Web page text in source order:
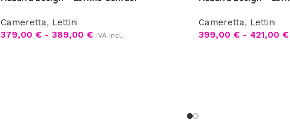
Cameretta, Lettini
379,00 € - 389,00 € IVA Incl.
Cameretta, Lettini
399,00 € - 421,00 €